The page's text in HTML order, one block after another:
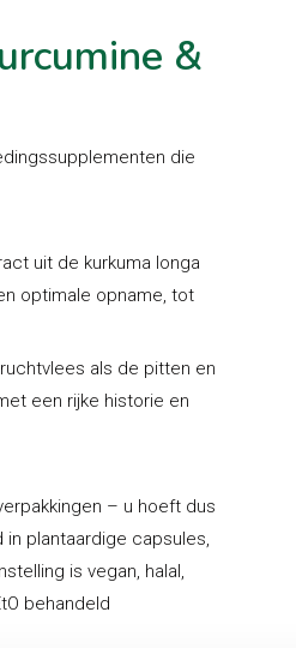
&
die
uit de kurkuma longa
optimale opname, tot
als de pitten en
een rijke historie en
– u hoeft dus
plantaardige capsules,
is vegan, halal,
behandeld